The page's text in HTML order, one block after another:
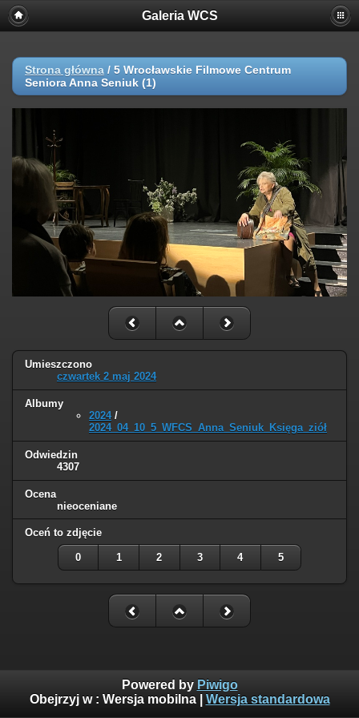
Galeria WCS
Strona główna / 5 Wrocławskie Filmowe Centrum
Seniora Anna Seniuk (1)
Umieszczono
czwartek 2 maj 2024
Albumy
2024/
2024_04_10_5_WFCS_Anna_Seniuk_Księga_ziół
Odwiedzin
4307
Ocena
nieoceniane
Oceń to zdjęcie
0 1 2 3 4 5
Powered by Piwigo
Obejrzyj w : Wersja mobilna| Wersja standardowa